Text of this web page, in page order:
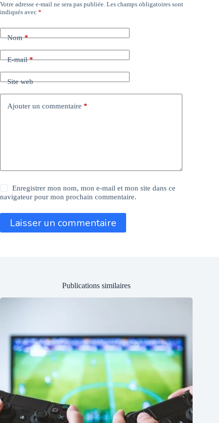
Votre adresse e-mail ne sera pas publiée. Les champs obligatoires sont
indiqués avec *
Nom*
E-mail*
Site web
Ajouter un commentaire *
Enregistrer mon nom, mon e-mail et mon site dans ce
navigateur pour mon prochain commentaire.
Laisser un commentaire
Publications similaires